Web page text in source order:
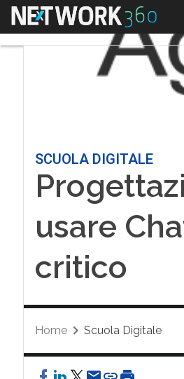
Menu
SCUOLA DIGITALE
usare
critico
Home Scuola Digitale